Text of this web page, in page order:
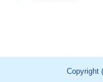
Copyright